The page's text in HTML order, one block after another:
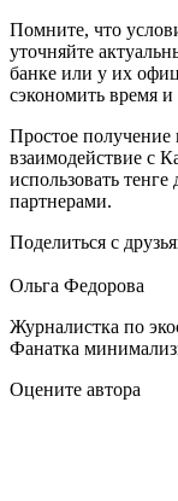
Помните, что
уточняйте
банке или у их
сэкономить время
Простое получение
взаимодействие с
использовать
партнерами.
Поделиться с
Ольга Федорова
Журналистка по
Фанатка
Оцените автора